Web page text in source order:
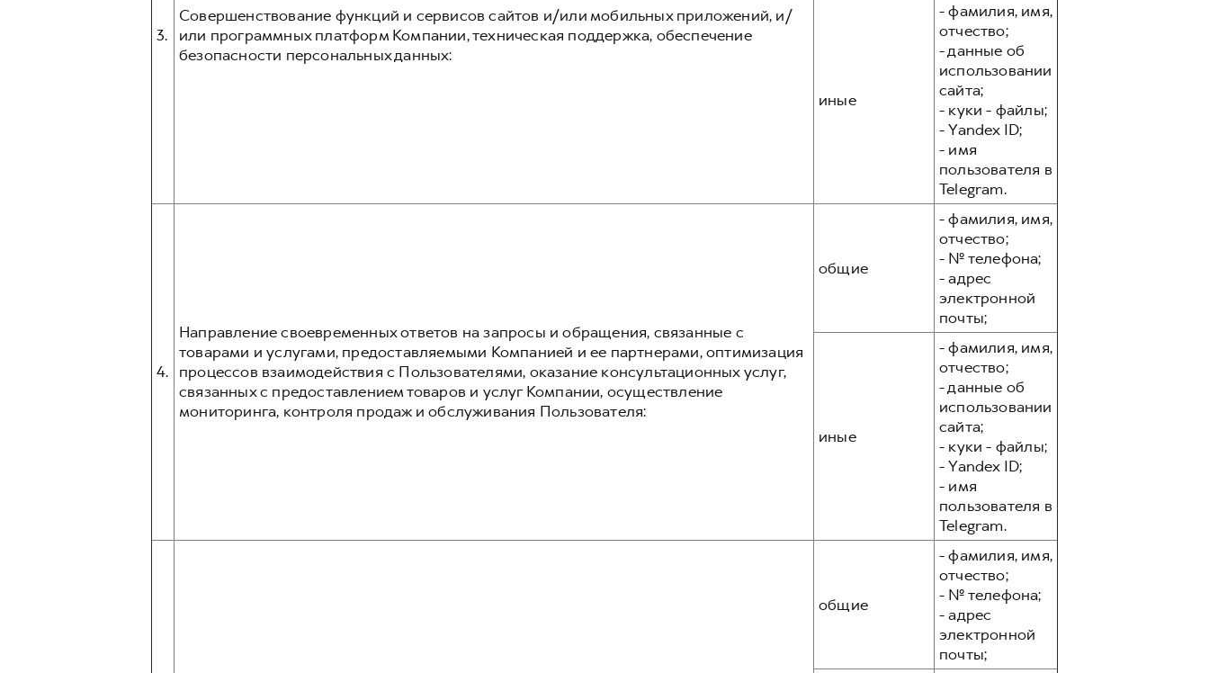
3.
Совершенствование функций и сервисов сайтов и/или мобильных приложений, и/
или программных платформ Компании, техническая поддержка, обеспечение
безопасности персональных данных:
иные
- фамилия, имя,
отчество;
- данные об
использовании
сайта;
- куки - файлы;
- Yandex ID;
- имя
пользователя в
Telegram.
4.
Направление своевременных ответов на запросы и обращения, связанные с
товарами и услугами, предоставляемыми Компанией и ее партнерами, оптимизация
процессов взаимодействия с Пользователями, оказание консультационных услуг,
связанных с предоставлением товаров и услуг Компании, осуществление
мониторинга, контроля продаж и обслуживания Пользователя:
общие
- фамилия, имя,
отчество;
- № телефона;
- адрес
электронной
почты;
иные
- фамилия, имя,
отчество;
- данные об
использовании
сайта;
- куки - файлы;
- Yandex ID;
- имя
пользователя в
Telegram.
общие
- фамилия, имя,
отчество;
- № телефона;
- адрес
электронной
почты;